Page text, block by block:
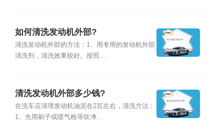
如何清洗发动机外部?
清洗发动机外部的方法：1、用专用的发动机外部
清洗剂，清洗效果较好。按照...
清洗发动机外部多少钱?
在洗车店清理发动机油泥在2百左右，清洗方法：
1、先用刷子或喷气枪等吹净...